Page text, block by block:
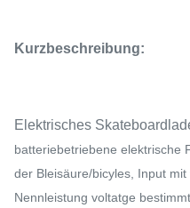
Kurzbeschreibung:
Elektrisches
batteriebetriebene elektrische
der Bleisäure/bicyles, Input
Nennleistung voltatge